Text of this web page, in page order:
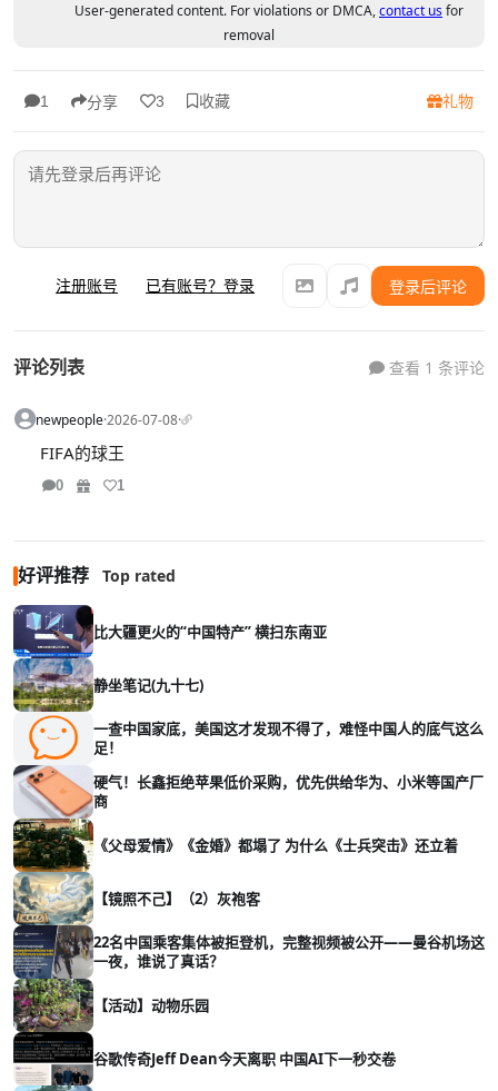
User-generated content. For violations or DMCA,contact usfor
removal
1 分享 3 收藏 礼物
注册账号 已有账号？登录 登录后评论
评论列表 查看 1 条评论
newpeople·2026-07-08·
FIFA的球王
0 1
好评推荐 Top rated
比大疆更火的“中国特产” 横扫东南亚
静坐笔记(九十七)
一查中国家底，美国这才发现不得了，难怪中国人的底气这么
足！
硬气！长鑫拒绝苹果低价采购，优先供给华为、小米等国产厂
商
《父母爱情》《金婚》都塌了 为什么《士兵突击》还立着
【镜照不己】（2）灰袍客
22名中国乘客集体被拒登机，完整视频被公开——曼谷机场这
一夜，谁说了真话？
【活动】动物乐园
谷歌传奇Jeff Dean今天离职 中国AI下一秒交卷